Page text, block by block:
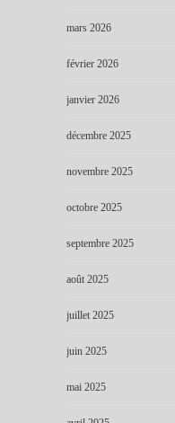
mars 2026
février 2026
janvier 2026
décembre 2025
novembre 2025
octobre 2025
septembre 2025
août 2025
juillet 2025
juin 2025
mai 2025